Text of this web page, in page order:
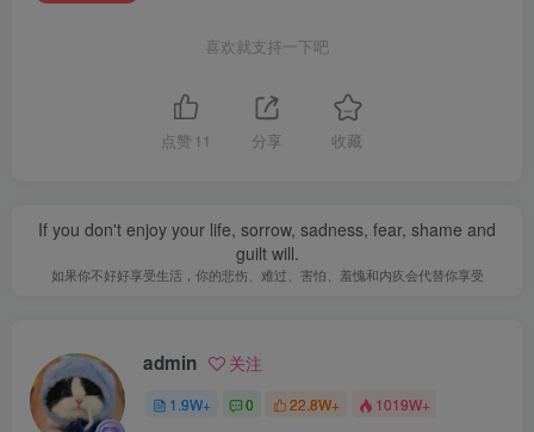
喜欢就支持一下吧
点赞 11 分享 收藏
If you don't enjoy your life, sorrow, sadness, fear, shame and
guilt will.
如果你不好好享受生活，你的悲伤、难过、害怕、羞愧和内疚会代替你享受
admin 关注
1.9W+ 0 22.8W+ 1019W+